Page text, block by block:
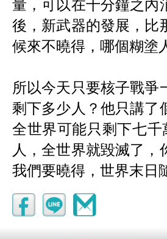
後，新武器的發展，比
候來不曉得，哪個糊塗
所以今天只要核子戰
剩下多少人？他只講了
全世界可能只剩下七
人，全世界就毀滅了
我們要曉得，世界末日